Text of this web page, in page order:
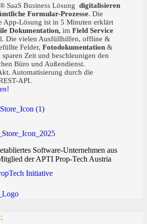
Partner für digitale Teams!
SaaS Business Lösungdigitalisieren
Formular-Prozesse. Die
App-Lösung ist in 5 Minuten erklärt
Dokumentation, imField Service
Die vielen Ausfüllhilfen, offline &
Felder,Fotodokumentation &
Zeit und beschleunigen den
Büro und Außendienst.
Automatisierung durch die
API.
Software-Unternehmen aus
der APTI Prop-Tech Austria